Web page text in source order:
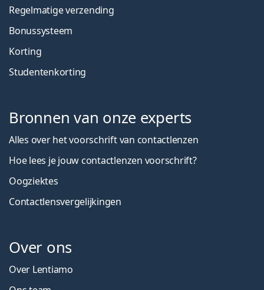
Regelmatige verzending
Bonussysteem
Korting
Studentenkorting
Bronnen van onze experts
Alles over het voorschrift van contactlenzen
Hoe lees je jouw contactlenzen voorschrift?
Oogziektes
Contactlensvergelijkingen
Over ons
Over Lentiamo